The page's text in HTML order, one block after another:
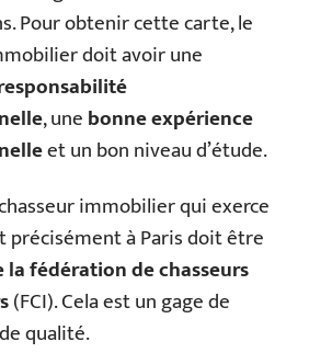
Pour obtenir cette carte, le
doit avoir une
, unebonne expérience
et un bon niveau d’étude.
immobilier qui exerce
précisément à Paris doit être
la fédération de chasseurs
(FCI). Cela est un gage de
qualité.